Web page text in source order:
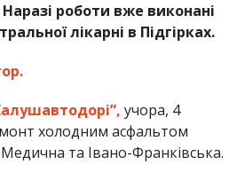
роботи вже виконані
лікарні в Підгірках.
учора, 4
холодним асфальтом
та Івано-Франківська.